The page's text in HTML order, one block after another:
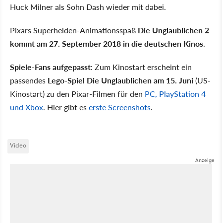
Huck Milner als Sohn Dash wieder mit dabei.
Pixars Superhelden-Animationsspaß Die Unglaublichen 2
kommt am 27. September 2018 in die deutschen Kinos.
Spiele-Fans aufgepasst: Zum Kinostart erscheint ein
passendes Lego-Spiel Die Unglaublichen am 15. Juni(US-
Kinostart) zu den Pixar-Filmen für den PC, PlayStation 4
und Xbox. Hier gibt eserste Screenshots.
Video